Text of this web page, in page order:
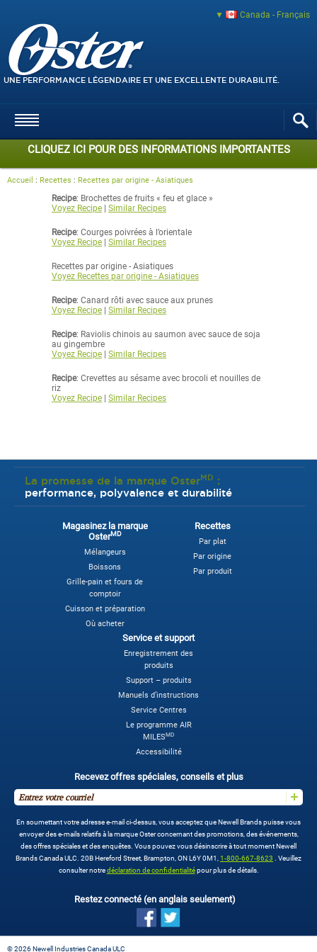
Canada - Français
UNE PERFORMANCE LÉGENDAIRE ET UNE EXCELLENTE DURABILITÉ.
CLIQUEZ ICI POUR DES INFORMATIONS IMPORTANTES
Accueil : Recettes : Recettes par origine - Asiatiques
Recipe: Brochettes de fruits « feu et glace »
Voyez Recipe
Similar Recipes
Recipe: Courges poivrées à l’orientale
Voyez Recipe
Similar Recipes
Recettes par origine - Asiatiques
Voyez Recettes par origine - Asiatiques
Recipe: Canard rôti avec sauce aux prunes
Voyez Recipe
Similar Recipes
Recipe: Raviolis chinois au saumon avec sauce de soja
au gingembre
Voyez Recipe
Similar Recipes
Recipe: Crevettes au sésame avec brocoli et nouilles de
riz
Voyez Recipe
Similar Recipes
La promesse de la marque OsterMD :
performance, polyvalence et durabilité
Magasinez la marque
OsterMD
Mélangeurs
Boissons
Grille-pain et fours de
comptoir
Cuisson et préparation
Où acheter
Recettes
Par plat
Par origine
Par produit
Service et support
Enregistrement des
produits
Support – produits
Manuels d’instructions
Service Centres
Le programme AIR
MILESMD
Accessibilité
Recevez offres spéciales, conseils et plus
En soumettant votre adresse e-mail ci-dessus, vous acceptez que Newell Brands puisse vous
envoyer des e-mails relatifs à la marque Oster concernant des promotions, des événements,
des offres spéciales et des enquêtes. Vous pouvez vous désinscrire à tout moment Newell
Brands Canada ULC. 20B Hereford Street, Brampton, ON L6Y 0M1, 1-800-667-8623
. Veuillez
consulter notre déclaration de confidentialité pour plus de détails.
Restez connecté (en anglais seulement)
©2026 Newell Industries Canada ULC